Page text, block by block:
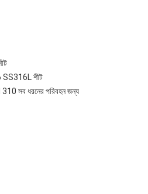
শীট
সব ধরনের পরিবহন জন্য